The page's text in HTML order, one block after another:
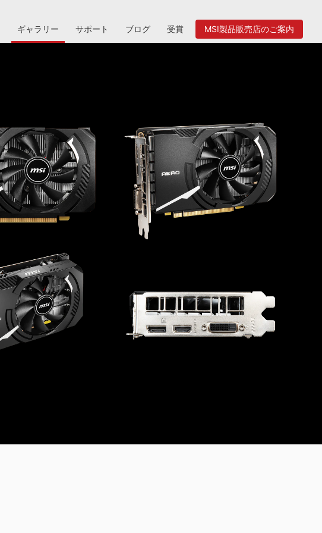
ギャラリー サポート ブログ 受賞 MSI製品販売店のご案内